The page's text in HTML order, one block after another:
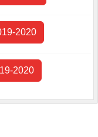
2020
2020